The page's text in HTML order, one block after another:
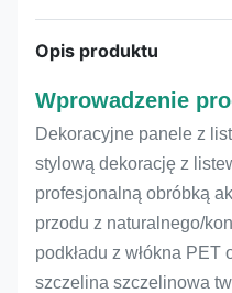
Opis produktu
Wprowadzenie
Dekoracyjne panele z
stylową dekorację z
profesjonalną obróbką
przodu z naturalnego/
podkładu z włókna
szczelina szczelinowa